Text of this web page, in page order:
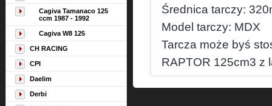
Cagiva Tamanaco 125
ccm 1987 - 1992
Cagiva W8 125
CH RACING
CPI
Daelim
Derbi
Średnica tarczy:
Model tarczy: MDX
Tarcza może byś
RAPTOR 125cm3 z